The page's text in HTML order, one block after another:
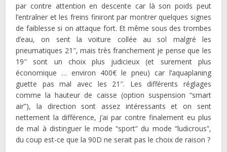
par contre attention en descente car là son poids peut
l’entraîner et les freins finiront par montrer quelques signes
de faiblesse si on attaque fort. Et même sous des trombes
d’eau, on sent la voiture collée au sol malgré les
pneumatiques 21″, mais très franchement je pense que les
19″ sont un choix plus judicieux (et surement plus
économique … environ 400€ le pneu) car l’aquaplaning
guette pas mal avec les 21″. Les différents réglages
comme la hauteur de caisse (option suspension “smart
air”), la direction sont assez intéressants et on sent
nettement la différence, j’ai par contre finalement eu plus
de mal à distinguer le mode “sport” du mode “ludicrous”,
du coup est-ce que la 90D ne serait pas le choix de raison ?